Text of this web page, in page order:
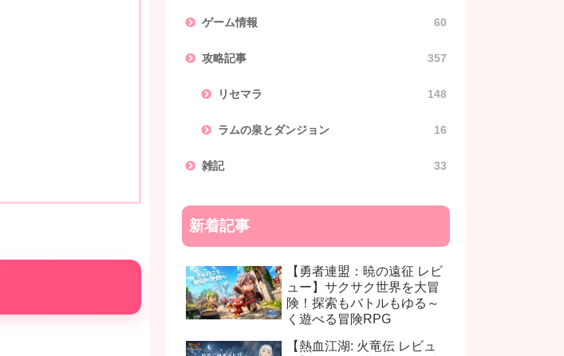
ゲーム情報 60
攻略記事 357
リセマラ 148
ラムの泉とダンジョン 16
雑記 33
新着記事
【勇者連盟：暁の遠征 レビ
ュー】サクサク世界を大冒
険！探索もバトルもゆる～
く遊べる冒険RPG
【熱血江湖: 火竜伝 レビュ